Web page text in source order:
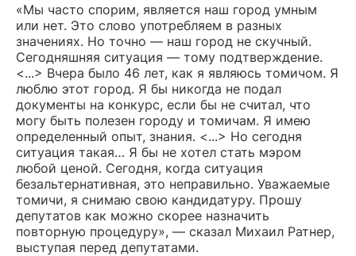
«Мы часто спорим, является наш город умным
или нет. Это слово употребляем в разных
значениях. Но точно — наш город не скучный.
Сегодняшняя ситуация — тому подтверждение.
<...> Вчера было 46 лет, как я являюсь томичом. Я
люблю этот город. Я бы никогда не подал
документы на конкурс, если бы не считал, что
могу быть полезен городу и томичам. Я имею
определенный опыт, знания. <...> Но сегодня
ситуация такая… Я бы не хотел стать мэром
любой ценой. Сегодня, когда ситуация
безальтернативная, это неправильно. Уважаемые
томичи, я снимаю свою кандидатуру. Прошу
депутатов как можно скорее назначить
повторную процедуру», — сказал Михаил Ратнер,
выступая перед депутатами.